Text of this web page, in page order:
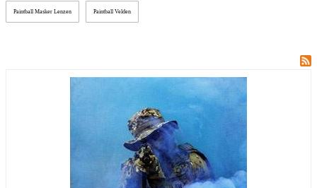
Paintball Masker Lenzen Paintball Velden